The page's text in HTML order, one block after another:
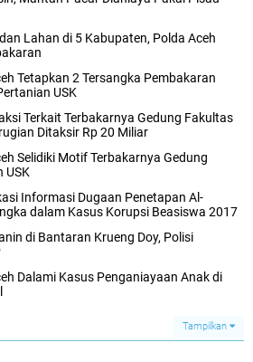
Lahan di 5 Kabupaten, Polda Aceh
Tetapkan 2 Tersangka Pembakaran
USK
Terkait Terbakarnya Gedung Fakultas
Ditaksir Rp 20 Miliar
Selidiki Motif Terbakarnya Gedung
USK
Informasi Dugaan Penetapan Al-
dalam Kasus Korupsi Beasiswa 2017
di Bantaran Krueng Doy, Polisi
Dalami Kasus Penganiayaan Anak di
Tampilkan